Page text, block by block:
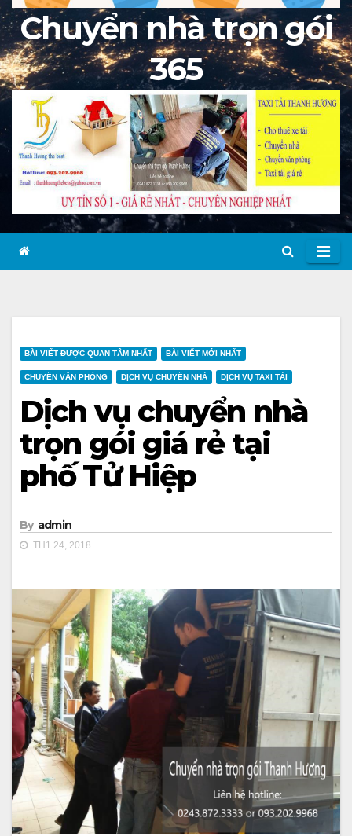
Chuyển nhà trọn gói
365
BÀI VIẾT ĐƯỢC QUAN TÂM NHẤT BÀI VIẾT MỚI NHẤT
CHUYỂN VĂN PHÒNG DỊCH VỤ CHUYỂN NHÀ DỊCH VỤ TAXI TẢI
Dịch vụ chuyển nhà
trọn gói giá rẻ tại
phố Tử Hiệp
By admin
TH1 24, 2018